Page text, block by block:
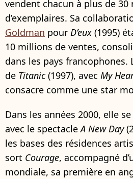
vendent chacun à plus de 30
d’exemplaires. Sa
Goldman pour D’eux (1995)
10 millions de ventes,
dans les pays francophones.
de Titanic(1997), avec My
consacre comme une star
Dans les années 2000, elle
avec le spectacleA New Day
les bases des résidences
sort Courage, accompagné
mondiale, sa première en